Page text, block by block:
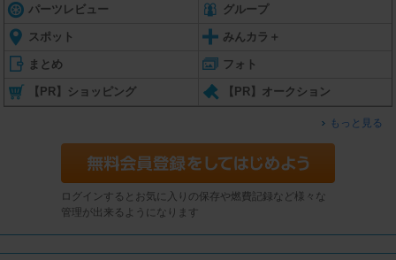
パーツレビュー グループ
スポット みんカラ＋
まとめ フォト
【PR】ショッピング 【PR】オークション
もっと見る
ログインするとお気に入りの保存や燃費記録など様々な
管理が出来るようになります